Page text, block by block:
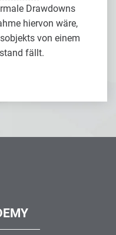
Drawdowns
hiervon wäre,
von einem
fällt.